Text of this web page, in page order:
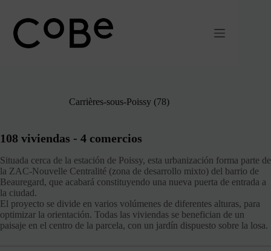
contenido
Carrières-sous-Poissy (78)
108 viviendas - 4 comercios
Situada cerca de la estación de Poissy, esta urbanización forma parte de
la ZAC-Nouvelle Centralité (zona de desarrollo mixto) del barrio de
Beauregard, que acabará constituyendo una nueva puerta de entrada a
la ciudad.
El proyecto se divide en varios volúmenes de diferentes alturas, para
optimizar la orientación. Todas las viviendas se benefician de un
paisaje en el centro de la parcela, con un jardín dispuesto sobre la losa.